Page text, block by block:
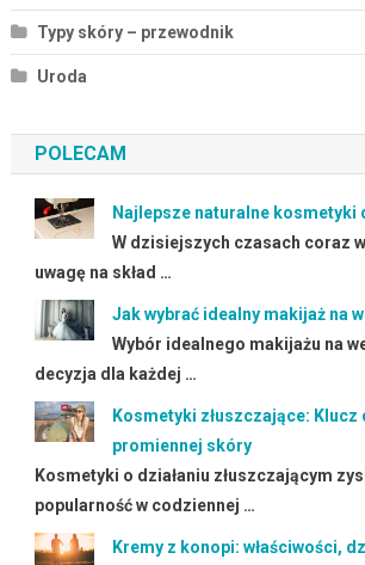
Typy skóry – przewodnik
Uroda
POLECAM
Najlepsze naturalne kosmetyki
W dzisiejszych czasach coraz
uwagę na skład …
Jak wybrać idealny makijaż na
Wybór idealnego makijażu na
decyzja dla każdej …
Kosmetyki złuszczające: Klucz
promiennej skóry
Kosmetyki o działaniu złuszczającym
popularność w codziennej …
Kremy z konopi: właściwości,